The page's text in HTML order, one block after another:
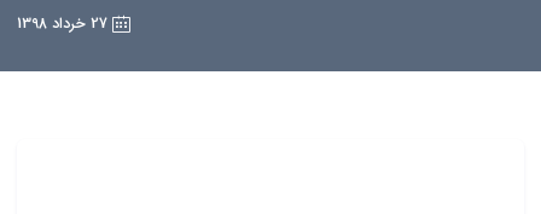
27 خرداد 1398